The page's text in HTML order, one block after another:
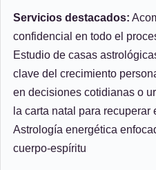
Servicios destacados:
confidencial en todo el
Estudio de casas
clave del crecimiento
en decisiones cotidianas o
la carta natal para
Astrología energética
cuerpo-espíritu